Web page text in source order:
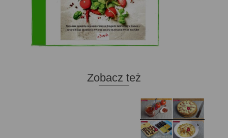
Zobacz też
Domowy ketchup (bez
cukru)
Tarta francuska z
cebulą i pomidorem